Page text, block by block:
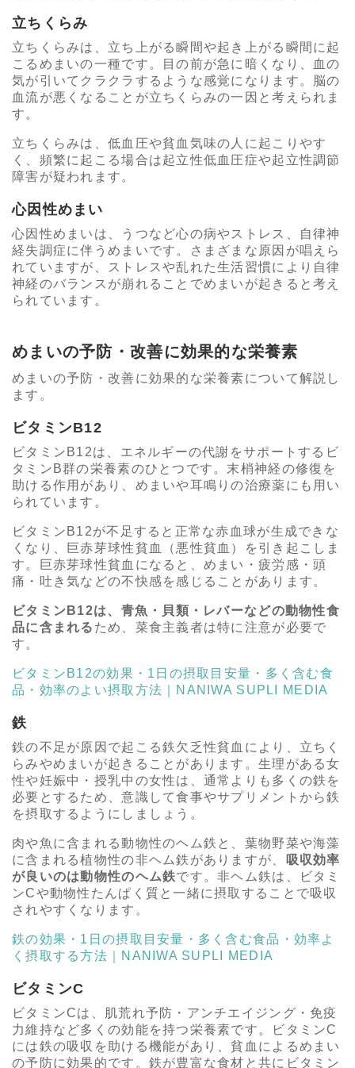
立ちくらみ
立ちくらみは、立ち上がる瞬間や起き上がる瞬間に起
こるめまいの一種です。目の前が急に暗くなり、血の
気が引いてクラクラするような感覚になります。脳の
血流が悪くなることが立ちくらみの一因と考えられま
す。
立ちくらみは、低血圧や貧血気味の人に起こりやす
く、頻繁に起こる場合は起立性低血圧症や起立性調節
障害が疑われます。
心因性めまい
心因性めまいは、うつなど心の病やストレス、自律神
経失調症に伴うめまいです。さまざまな原因が唱えら
れていますが、ストレスや乱れた生活習慣により自律
神経のバランスが崩れることでめまいが起きると考え
られています。
めまいの予防・改善に効果的な栄養素
めまいの予防・改善に効果的な栄養素について解説し
ます。
ビタミンB12
ビタミンB12は、エネルギーの代謝をサポートするビ
タミンB群の栄養素のひとつです。末梢神経の修復を
助ける作用があり、めまいや耳鳴りの治療薬にも用い
られています。
ビタミンB12が不足すると正常な赤血球が生成できな
くなり、巨赤芽球性貧血（悪性貧血）を引き起こしま
す。巨赤芽球性貧血になると、めまい・疲労感・頭
痛・吐き気などの不快感を感じることがあります。
ビタミンB12は、青魚・貝類・レバーなどの動物性食
品に含まれる ため、菜食主義者は特に注意が必要で
す。
ビタミンB12の効果・1日の摂取目安量・多く含む食
品・効率のよい摂取方法｜NANIWA SUPLI MEDIA
鉄
鉄の不足が原因で起こる鉄欠乏性貧血により、立ちく
らみやめまいが起きることがあります。生理がある女
性や妊娠中・授乳中の女性は、通常よりも多くの鉄を
必要とするため、意識して食事やサプリメントから鉄
を摂取するようにしましょう。
肉や魚に含まれる動物性のヘム鉄と、葉物野菜や海藻
に含まれる植物性の非ヘム鉄がありますが、
吸収効率
が良いのは動物性のヘム鉄です。非ヘム鉄は、ビタミ
ンCや動物性たんぱく質と一緒に摂取することで吸収
されやすくなります。
鉄の効果・1日の摂取目安量・多く含む食品・効率よ
く摂取する方法｜NANIWA SUPLI MEDIA
ビタミンC
ビタミンCは、肌荒れ予防・アンチエイジング・免疫
力維持など多くの効能を持つ栄養素です。ビタミンC
には鉄の吸収を助ける機能があり、貧血によるめまい
の予防に効果的です。鉄が豊富な食材と共にビタミン